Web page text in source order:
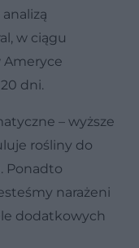
w ciągu
Ameryce
dni.
– wyższe
rośliny do
Ponadto
narażeni
dodatkowych